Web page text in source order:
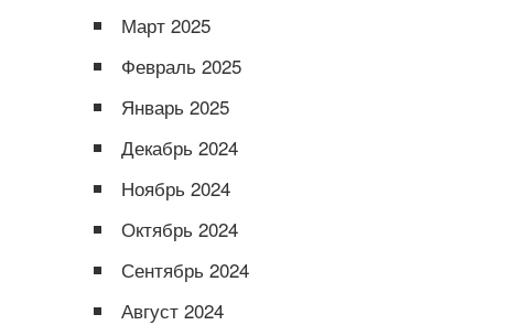
Март 2025
Февраль 2025
Январь 2025
Декабрь 2024
Ноябрь 2024
Октябрь 2024
Сентябрь 2024
Август 2024